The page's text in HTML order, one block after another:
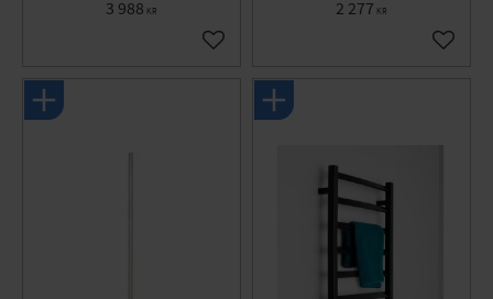
3 988 KR
Lägg till i favoriter
2 277 KR
Lägg